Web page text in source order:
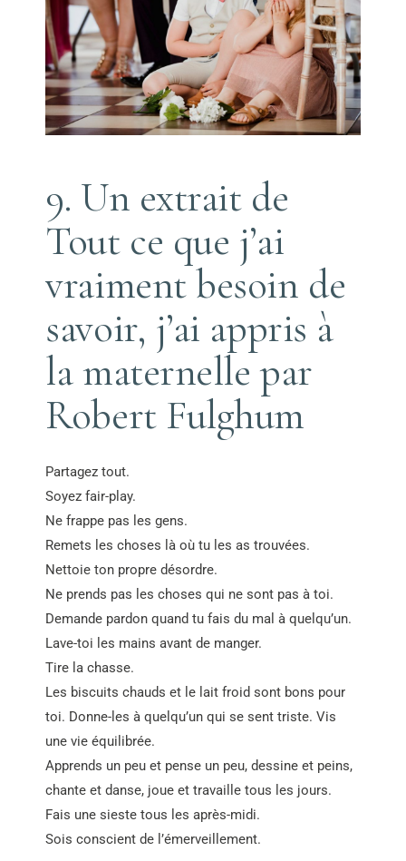
9. Un extrait de
Tout ce que j’ai
vraiment besoin de
savoir, j’ai appris à
la maternelle par
Robert Fulghum
Partagez tout.
Soyez fair-play.
Ne frappe pas les gens.
Remets les choses là où tu les as trouvées.
Nettoie ton propre désordre.
Ne prends pas les choses qui ne sont pas à toi.
Demande pardon quand tu fais du mal à quelqu’un.
Lave-toi les mains avant de manger.
Tire la chasse.
Les biscuits chauds et le lait froid sont bons pour
toi. Donne-les à quelqu’un qui se sent triste. Vis
une vie équilibrée.
Apprends un peu et pense un peu, dessine et peins,
chante et danse, joue et travaille tous les jours.
Fais une sieste tous les après-midi.
Sois conscient de l’émerveillement.